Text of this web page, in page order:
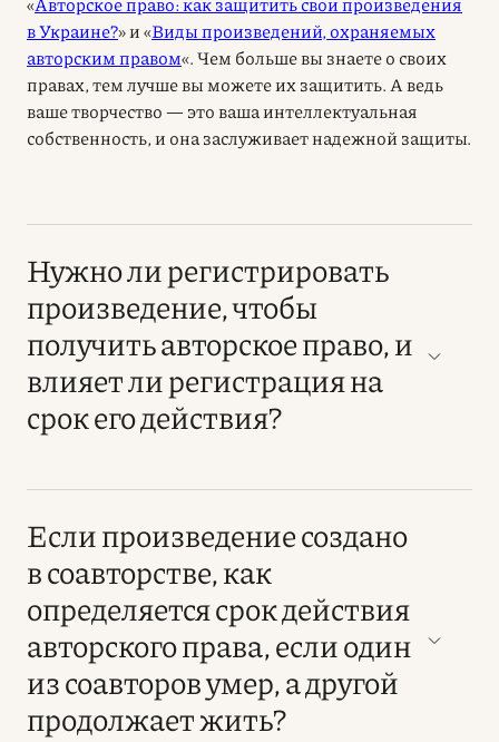
в Украине?» и «Виды произведений, охраняемых
авторским правом«. Чем больше вы знаете о своих
правах, тем лучше вы можете их защитить. А ведь
ваше творчество — это ваша интеллектуальная
собственность, и она заслуживает надежной защиты.
Нужно ли регистрировать
произведение, чтобы
получить авторское право, и
влияет ли регистрация на
срок его действия?
Если произведение создано
в соавторстве, как
определяется срок действия
авторского права, если один
из соавторов умер, а другой
продолжает жить?